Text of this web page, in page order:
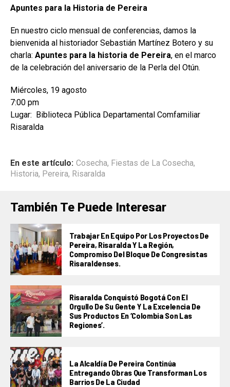
Apuntes para la Historia de Pereira
En nuestro ciclo mensual de conferencias, damos la
bienvenida al historiador Sebastián Martínez Botero y su
charla: Apuntes para la historia de Pereira, en el marco
de la celebración del aniversario de la Perla del Otún.
Miércoles, 19 agosto
7:00 pm
Lugar: Biblioteca Pública Departamental Comfamiliar
Risaralda
En este artículo: Cosecha, Fiestas de La Cosecha,
Historia, Pereira, Risaralda
También Te Puede Interesar
Trabajar En Equipo Por Los Proyectos De
Pereira, Risaralda Y La Región,
Compromiso Del Bloque De Congresistas
Risaraldenses.
Risaralda Conquistó Bogotá Con El
Orgullo De Su Gente Y La Excelencia De
Sus Productos En ‘Colombia Son Las
Regiones’.
La Alcaldía De Pereira Continúa
Entregando Obras Que Transforman Los
Barrios De La Ciudad